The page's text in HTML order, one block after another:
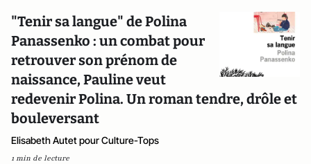
"Tenir sa langue" de Polina
Panassenko : un combat pour
retrouver son prénom de
naissance, Pauline veut
redevenir Polina. Un roman tendre, drôle et
bouleversant
Elisabeth Autet pour Culture-Tops
1 min de lecture